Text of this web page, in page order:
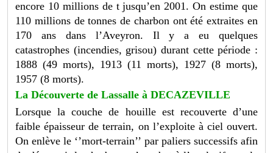
encore 10 millions de t jusqu’en 2001. On estime que
110 millions de tonnes de charbon ont été extraites en
170 ans dans l’Aveyron. Il y a eu quelques
catastrophes (incendies, grisou) durant cette période :
1888 (49 morts), 1913 (11 morts), 1927 (8 morts),
1957 (8 morts).
La Découverte de Lassalle à DECAZEVILLE
Lorsque la couche de houille est recouverte d’une
faible épaisseur de terrain, on l’exploite à ciel ouvert.
On enlève le ‘’mort-terrain’’ par paliers successifs afin